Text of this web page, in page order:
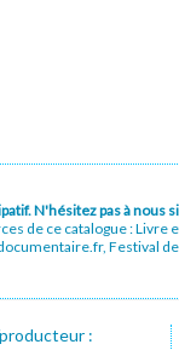
N'hésitez pas à
de ce catalogue : Livre
Festival
: